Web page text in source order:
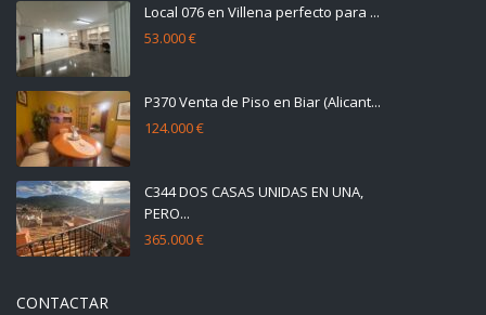
Local 076 en Villena perfecto para ...
53.000 €
P370 Venta de Piso en Biar (Alicant...
124.000 €
C344 DOS CASAS UNIDAS EN UNA,
PERO...
365.000 €
CONTACTAR